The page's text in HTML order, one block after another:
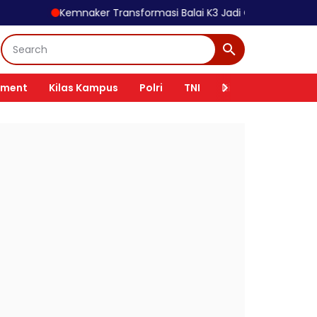
Transformasi Balai K3 Jadi Garda Terdepan
Kilas Kampus Polri TNI Kilas Tokoh